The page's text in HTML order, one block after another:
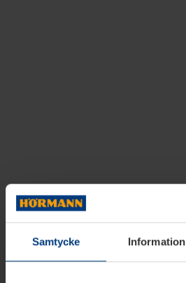
Samtycke Information